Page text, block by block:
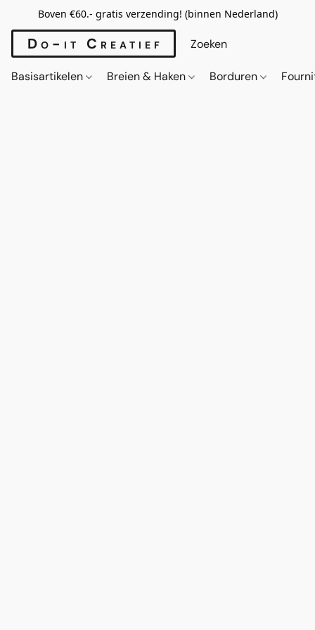
Boven €60.- gratis verzending! (binnen Nederland)
Do-it Creatief
Basisartikelen Breien & Haken Borduren